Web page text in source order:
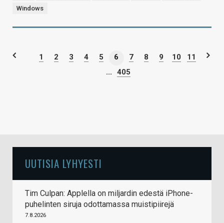
Windows
1 2 3 4 5 6 7 8 9 10
11
...
405
UUTISIA LYHYESTI
Tim Culpan: Applella on miljardin edestä iPhone-
puhelinten siruja odottamassa muistipiirejä
7.8.2026